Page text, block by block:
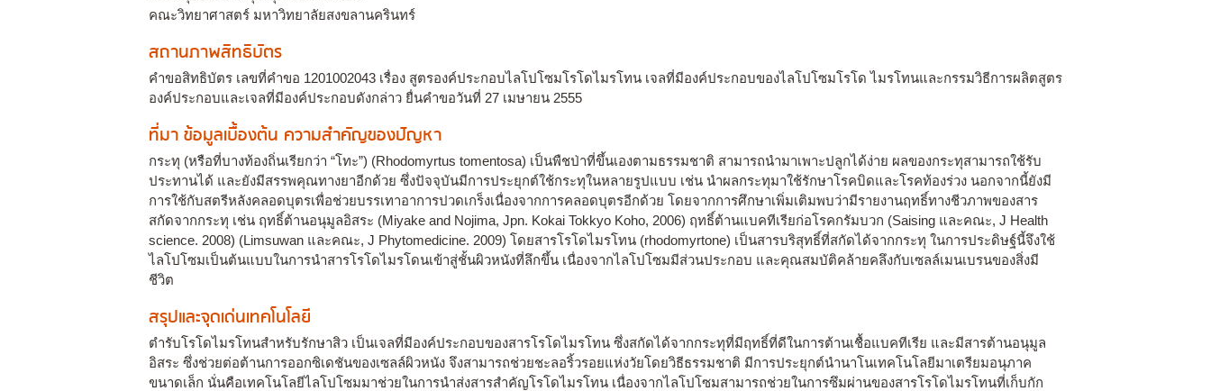
คณะวิทยาศาสตร์ มหาวิทยาลัยสงขลานครินทร์
สถานภาพสิทธิบัตร
คำขอสิทธิบัตร เลขที่คำขอ 1201002043 เรื่อง สูตรองค์ประกอบไลโปโซมโรโดไมรโทน เจลที่มีองค์ประกอบของไลโปโซมโรโด ไมรโทนและกรรมวิธีการผลิตสูตร
องค์ประกอบและเจลที่มีองค์ประกอบดังกล่าว ยื่นคำขอวันที่ 27 เมษายน 2555
ที่มา ข้อมูลเบื้องต้น ความสำคัญของปัญหา
กระทุ (หรือที่บางท้องถิ่นเรียกว่า “โทะ”) (Rhodomyrtus tomentosa) เป็นพืชป่าที่ขึ้นเองตามธรรมชาติ สามารถนำมาเพาะปลูกได้ง่าย ผลของกระทุสามารถใช้รับ
ประทานได้ และยังมีสรรพคุณทางยาอีกด้วย ซึ่งปัจจุบันมีการประยุกต์ใช้กระทุในหลายรูปแบบ เช่น นำผลกระทุมาใช้รักษาโรคบิดและโรคท้องร่วง นอกจากนี้ยังมี
การใช้กับสตรีหลังคลอดบุตรเพื่อช่วยบรรเทาอาการปวดเกร็งเนื่องจากการคลอดบุตรอีกด้วย โดยจากการศึกษาเพิ่มเติมพบว่ามีรายงานฤทธิ์ทางชีวภาพของสาร
สกัดจากกระทุ เช่น ฤทธิ์ต้านอนุมูลอิสระ (Miyake and Nojima, Jpn. Kokai Tokkyo Koho, 2006) ฤทธิ์ต้านแบคทีเรียก่อโรคกรัมบวก (Saising และคณะ, J Health
science. 2008) (Limsuwan และคณะ, J Phytomedicine. 2009) โดยสารโรโดไมรโทน (rhodomyrtone) เป็นสารบริสุทธิ์ที่สกัดได้จากกระทุ ในการประดิษฐ์นี้จึงใช้
ไลโปโซมเป็นต้นแบบในการนำสารโรโดไมรโดนเข้าสู่ชั้นผิวหนังที่ลึกขึ้น เนื่องจากไลโปโซมมีส่วนประกอบ และคุณสมบัติคล้ายคลึงกับเซลล์เมนเบรนของสิ่งมี
ชีวิต
สรุปและจุดเด่นเทคโนโลยี
ตำรับโรโดไมรโทนสำหรับรักษาสิว เป็นเจลที่มีองค์ประกอบของสารโรโดไมรโทน ซึ่งสกัดได้จากกระทุที่มีฤทธิ์ที่ดีในการต้านเชื้อแบคทีเรีย และมีสารต้านอนุมูล
อิสระ ซึ่งช่วยต่อต้านการออกซิเดชันของเซลล์ผิวหนัง จึงสามารถช่วยชะลอริ้วรอยแห่งวัยโดยวิธีธรรมชาติ มีการประยุกต์นำนาโนเทคโนโลยีมาเตรียมอนุภาค
ขนาดเล็ก นั่นคือเทคโนโลยีไลโปโซมมาช่วยในการนำส่งสารสำคัญโรโดไมรโทน เนื่องจากไลโปโซมสามารถช่วยในการซึมผ่านของสารโรโดไมรโทนที่เก็บกัก